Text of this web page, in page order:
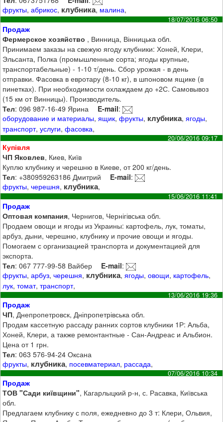
фрукты,абрикос, клубника, малина,
18/07/2016 06:50
Продаж
Фермерское хозяйство , Винница, Вінницька обл.
Принимаем заказы на свежую ягоду клубники: Хоней, Клери,
Эльсанта, Полка (промышленные сорта; ягоды крупные,
транспортабельные) - 1-10 т/день. Сбор урожая - в день
отправки. Фасовка в евротару (8-10 кг), в шпоновом ящике (в
пинетках). При необходимости охлаждаем до +2С. Самовывоз
(15 км от Винницы). Производитель.
Тел: 096 987-16-49 Ярина E-mail:
оборудование и материалы,ящик,фрукты, клубника,ягоды,
транспорт,услуги,фасовка,
20/06/2016 09:17
Купівля
ЧП Яковлев, Киев, Київ
Куплю клубнику и черешню в Киеве, от 200 кг/день.
Тел: +380959263186 Дмитрий E-mail:
фрукты,черешня, клубника,
15/06/2016 11:41
Продаж
Оптовая компания, Чернигов, Чернігівська обл.
Продаем овощи и ягоды из Украины: картофель, лук, томаты,
арбуз, дыни, черешню, клубнику и прочие овощи и ягоды.
Помогаем с организацией транспорта и документацией для
экспорта.
Тел: 067 777-99-58 Вайбер E-mail:
фрукты,арбуз,черешня, клубника,ягоды,овощи, картофель,
лук,томат,транспорт,
13/06/2016 19:36
Продаж
ЧП, Днепропетровск, Дніпропетрівська обл.
Продам кассетную рассаду ранних сортов клубники 1Р: Альба,
Хоней, Клери, а также ремонтантные - Сан-Андреас и Альбион.
Цена от 1 грн.
Тел: 063 576-94-24 Оксана
фрукты, клубника, посевматериал, рассада,
07/06/2016 10:34
Продаж
ТОВ "Сади київщини", Кагарлыцкий р-н, с. Расавка, Київська
обл.
Предлагаем клубнику с поля, ежедневно до 3 т: Клери, Ольвия,